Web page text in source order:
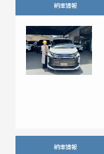
納車情報
納車情報